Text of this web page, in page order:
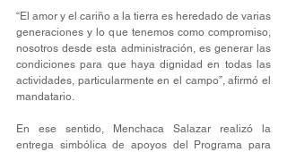
“El amor y el cariño a la tierra es heredado de varias
generaciones y lo que tenemos como compromiso,
nosotros desde esta administración, es generar las
condiciones para que haya dignidad en todas las
actividades, particularmente en el campo”, afirmó el
mandatario.
En ese sentido, Menchaca Salazar realizó la
entrega simbólica de apoyos del Programa para